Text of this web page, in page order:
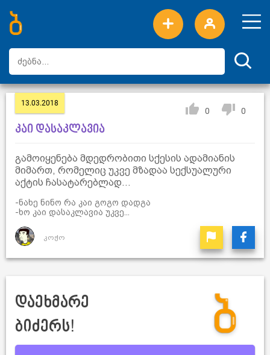
ახალი სიტყვები
ტოპ სიტყვები
დღის ტოპ სიტყვები
ტოპ მომხმარებლები
13.03.2018
0 0
კაი დასაკლავია
გამოიყენება მდედრობითი სქესის ადამიანის
მიმართ, რომელიც უკვე მზადაა სექსუალური
აქტის ჩასატარებლად...
-ნახე ნინო რა კაი გოგო დადგა
-ხო კაი დასაკლავია უკვე...
კოჭო
დაეხმარე
ბიძერს!